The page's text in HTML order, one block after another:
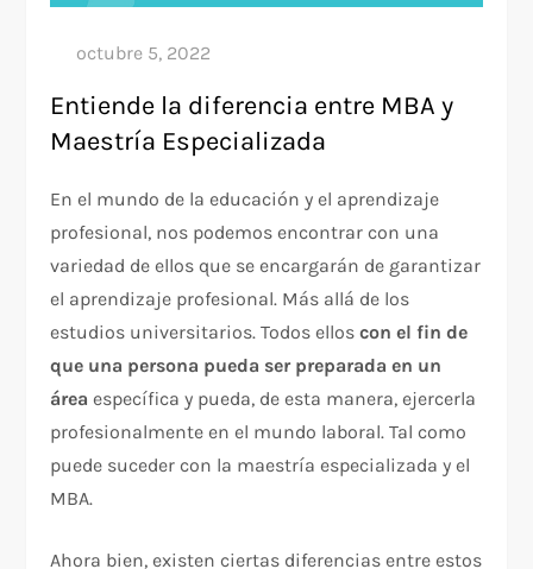
Entiende la diferencia entre MBA y
Maestría Especializada
En el mundo de la educación y el aprendizaje
profesional, nos podemos encontrar con una
variedad de ellos que se encargarán de garantizar
el aprendizaje profesional. Más allá de los
estudios universitarios. Todos elloscon el fin de
que una persona pueda ser preparada en un
área específica y pueda, de esta manera, ejercerla
profesionalmente en el mundo laboral. Tal como
puede suceder con la maestría especializada y el
MBA.
Ahora bien, existen ciertas diferencias entre estos